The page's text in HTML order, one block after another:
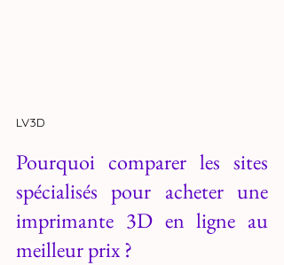
LV3D
Pourquoi comparer les sites
spécialisés pour acheter une
imprimante 3D en ligne au
meilleur prix ?